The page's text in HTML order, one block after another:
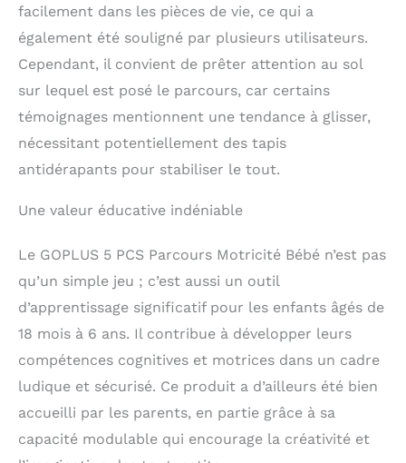
économisant votre
Fabriqué avec des
matériaux de haute
robuste et peut résister
aux usages quotidiens.
facilement dans les pièces de vie, ce qui a
également été souligné par plusieurs utilisateurs.
Cependant, il convient de prêter attention au sol
sur lequel est posé le parcours, car certains
témoignages mentionnent une tendance à glisser,
nécessitant potentiellement des tapis
antidérapants pour stabiliser le tout.
Une valeur éducative indéniable
Le GOPLUS 5 PCS Parcours Motricité Bébé n’est pas
qu’un simple jeu ; c’est aussi un outil
d’apprentissage significatif pour les enfants âgés de
18 mois à 6 ans. Il contribue à développer leurs
compétences cognitives et motrices dans un cadre
ludique et sécurisé. Ce produit a d’ailleurs été bien
accueilli par les parents, en partie grâce à sa
capacité modulable qui encourage la créativité et